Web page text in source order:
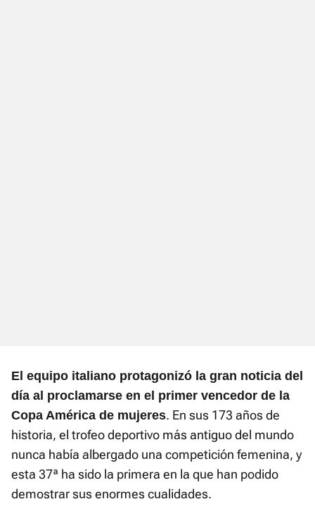
El equipo italiano protagonizó la gran noticia del
día al proclamarse en el primer vencedor de la
Copa América de mujeres. En sus 173 años de
historia, el trofeo deportivo más antiguo del mundo
nunca había albergado una competición femenina, y
esta 37ª ha sido la primera en la que han podido
demostrar sus enormes cualidades.